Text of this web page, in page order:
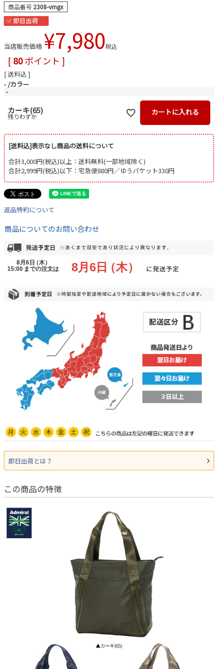
商品番号 2308-vmgx
当店販売価格 ¥7,980税込
[ 80ポイント ]
送料込
- カラー
-
カーキ(65)
残りわずか カートに入れる
[送料込]表示なし商品の送料について
合計3,000円(税込)以上：送料無料(一部地域除く)
合計2,999円(税込)以下：宅急便880円／ゆうパケット330円
返品特約について
商品についてのお問い合わせ
即日出荷とは？
この商品の特徴